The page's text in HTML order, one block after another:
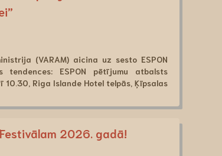
(VARAM) aicina uz sesto ESPON
tendences: ESPON pētījumu atbalsts
Riga Islande Hotel telpās, Ķīpsalas
2026. gadā!